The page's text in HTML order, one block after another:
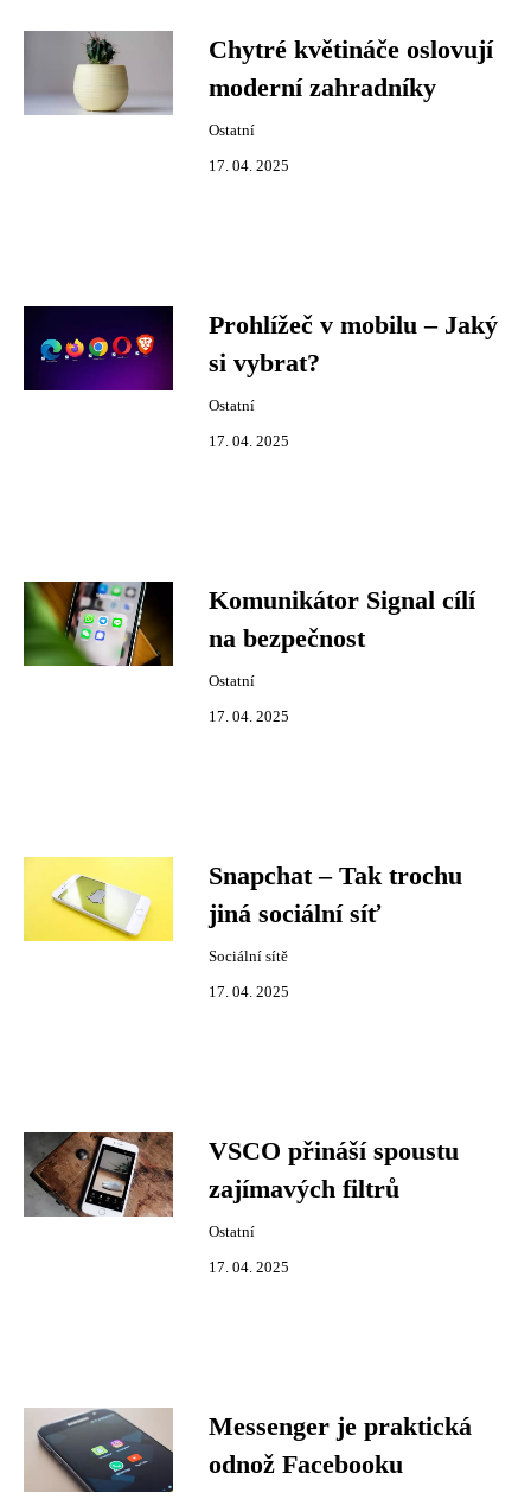
Chytré květináče oslovují
moderní zahradníky
Ostatní
17. 04. 2025
Prohlížeč v mobilu – Jaký
si vybrat?
Ostatní
17. 04. 2025
Komunikátor Signal cílí
na bezpečnost
Ostatní
17. 04. 2025
Snapchat – Tak trochu
jiná sociální síť
Sociální sítě
17. 04. 2025
VSCO přináší spoustu
zajímavých filtrů
Ostatní
17. 04. 2025
Messenger je praktická
odnož Facebooku